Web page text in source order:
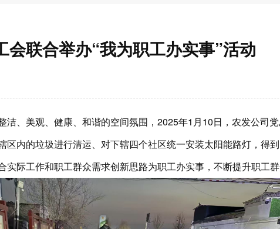
联合举办“我为职工办实事”活动
、美观、健康、和谐的空间氛围，2025年1月10日，农发公司
内的垃圾进行清运、对下辖四个社区统一安装太阳能路灯，得
际工作和职工群众需求创新思路为职工办实事，不断提升职工群